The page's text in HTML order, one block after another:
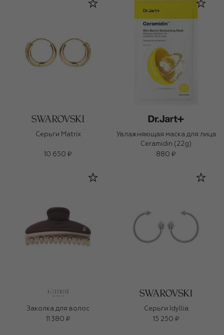
Серьги Matrix
10 650 ₽
Увлажняющая маска для лица
Ceramidin (22g)
880 ₽
Заколка для волос
11 380 ₽
Серьги Idyllia
15 250 ₽